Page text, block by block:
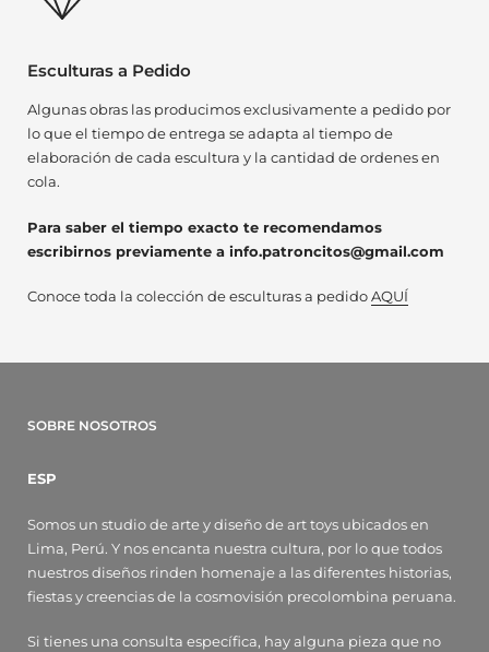
Esculturas a Pedido
Algunas obras las producimos exclusivamente a pedido por
lo que el tiempo de entrega se adapta al tiempo de
elaboración de cada escultura y la cantidad de ordenes en
cola.
Para saber el tiempo exacto te recomendamos
escribirnos previamente a info.patroncitos@gmail.com
Conoce toda la colección de esculturas a pedidoAQUÍ
SOBRE NOSOTROS
ESP
Somos un studio de arte y diseño de art toys ubicados en
Lima, Perú. Y nos encanta nuestra cultura, por lo que todos
nuestros diseños rinden homenaje a las diferentes historias,
fiestas y creencias de la cosmovisión precolombina peruana.
Si tienes una consulta específica, hay alguna pieza que no